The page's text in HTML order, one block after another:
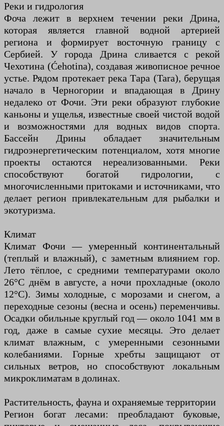
Реки и гидрология
Фоча лежит в верхнем течении реки Дрина,
которая является главной водной артерией
региона и формирует восточную границу с
Сербией. У города Дрина сливается с рекой
Чехотина (Ćehotina), создавая живописное речное
устье. Рядом протекает река Тара (Tara), берущая
начало в Черногории и впадающая в Дрину
недалеко от Фочи. Эти реки образуют глубокие
каньоны и ущелья, известные своей чистой водой
и возможностями для водных видов спорта.
Бассейн Дрины обладает значительным
гидроэнергетическим потенциалом, хотя многие
проекты остаются нереализованными. Реки
способствуют богатой гидрологии, с
многочисленными притоками и источниками, что
делает регион привлекательным для рыбалки и
экотуризма.
Климат
Климат Фочи — умеренный континентальный
(теплый и влажный), с заметным влиянием гор.
Лето тёплое, с средними температурами около
26°C днём в августе, а ночи прохладные (около
12°C). Зимы холодные, с морозами и снегом, а
переходные сезоны (весна и осень) переменчивы.
Осадки обильные круглый год — около 1041 мм в
год, даже в самые сухие месяцы. Это делает
климат влажным, с умеренными сезонными
колебаниями. Горные хребты защищают от
сильных ветров, но способствуют локальным
микроклиматам в долинах.
Растительность, фауна и охраняемые территории
Регион богат лесами: преобладают буковые,